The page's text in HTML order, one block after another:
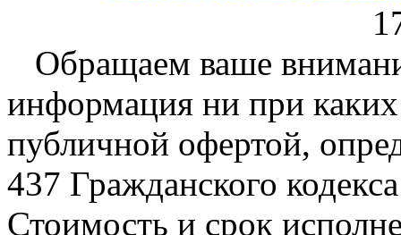
Обращаем ваше
информация ни при каких
публичной офертой,
437 Гражданского
Стоимость и срок